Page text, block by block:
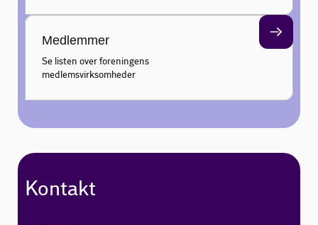
Medlemmer
Se listen over foreningens
medlemsvirksomheder
Kontakt